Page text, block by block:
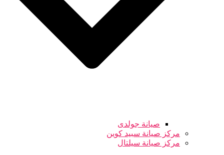
صيانة جولدى
مركز صيانة سبيد كوين
مركز صيانة سيلتال